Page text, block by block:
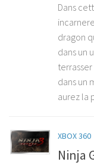
Dans
dragon
dans un
dans un
aurez la
XBOX 360
Ninja